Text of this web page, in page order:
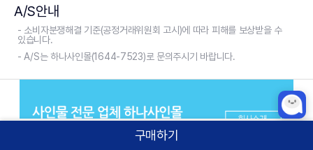
A/S안내
- 소비자분쟁해결 기준(공정거래위원회 고시)에 따라 피해를 보상받을 수
있습니다.
- A/S는 하나사인몰(1644-7523)로 문의주시기 바랍니다.
구매하기